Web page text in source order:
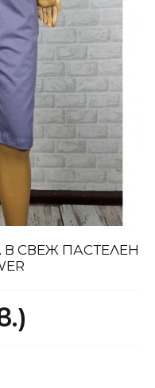
СВЕЖ ПАСТЕЛЕН